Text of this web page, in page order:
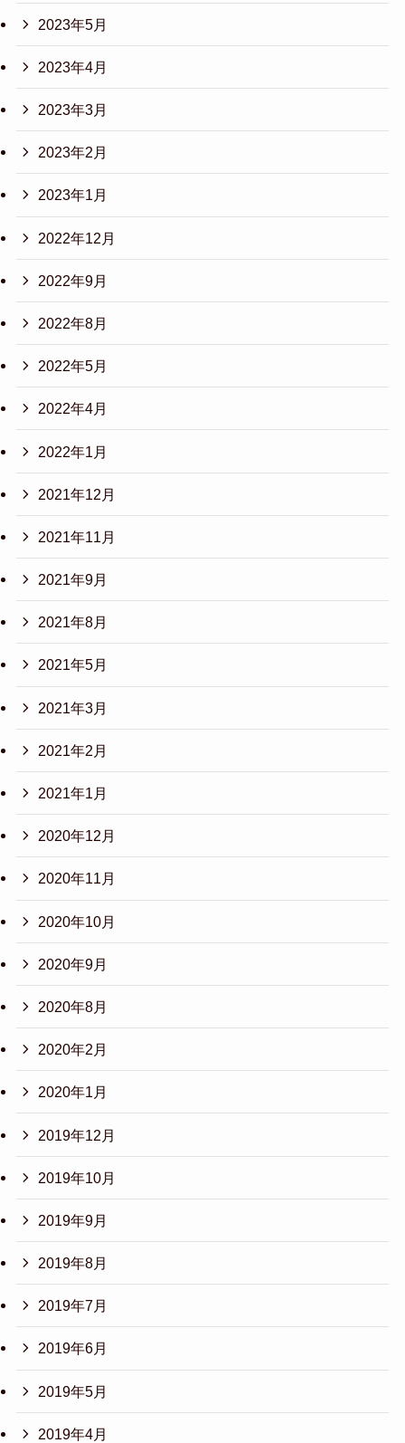
2023年5月
2023年4月
2023年3月
2023年2月
2023年1月
2022年12月
2022年9月
2022年8月
2022年5月
2022年4月
2022年1月
2021年12月
2021年11月
2021年9月
2021年8月
2021年5月
2021年3月
2021年2月
2021年1月
2020年12月
2020年11月
2020年10月
2020年9月
2020年8月
2020年2月
2020年1月
2019年12月
2019年10月
2019年9月
2019年8月
2019年7月
2019年6月
2019年5月
2019年4月